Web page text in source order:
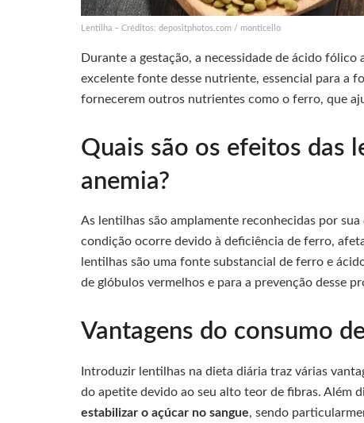
Lentilha – Créditos: depositphotos.com / monticello
Durante a gestação, a necessidade de ácido
excelente fonte desse nutriente, essencial para a
fornecerem outros nutrientes como o ferro, que
Quais são os efeitos das
anemia?
As lentilhas são amplamente reconhecidas por
condição ocorre devido à deficiência de ferro,
lentilhas são uma fonte substancial de ferro e
de glóbulos vermelhos e para a prevenção desse
Vantagens do consumo
Introduzir lentilhas na dieta diária traz várias
do apetite devido ao seu alto teor de fibras. Além
estabilizar o açúcar no sangue, sendo